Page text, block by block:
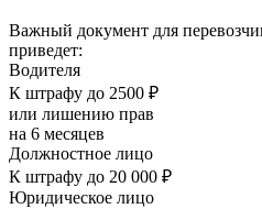
Важный документ для
приведет:
Водителя
К штрафу до 2500 ₽
или лишению прав
на 6 месяцев
Должностное лицо
К штрафу до 20 000 ₽
Юридическое лицо